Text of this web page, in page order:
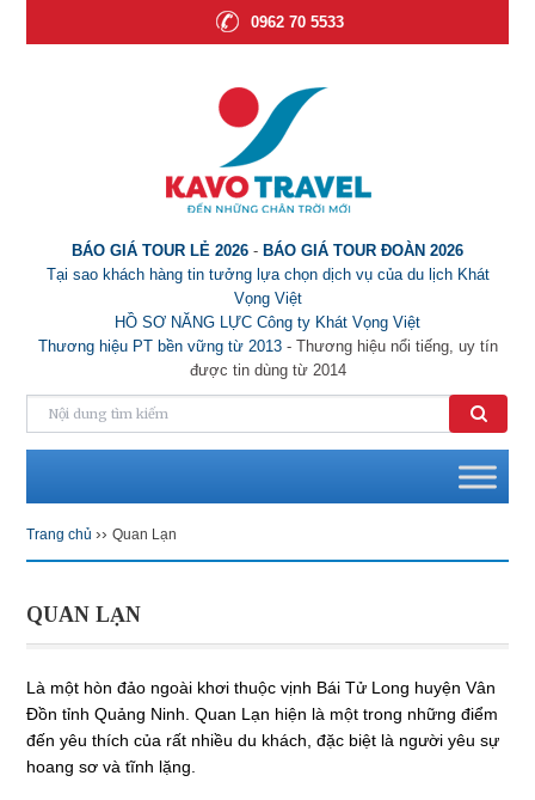
0962 70 5533
BÁO GIÁ TOUR LẺ 2026 - BÁO GIÁ TOUR ĐOÀN 2026
Tại sao khách hàng tin tưởng lựa chọn dịch vụ của du lịch Khát
Vọng Việt
HỒ SƠ NĂNG LỰC Công ty Khát Vọng Việt
Thương hiệu PT bền vững từ 2013- Thương hiệu nổi tiếng, uy tín
được tin dùng từ 2014
Trang chủ ››Quan Lạn
QUAN LẠN
Là một hòn đảo ngoài khơi thuộc vịnh Bái Tử Long huyện Vân
Đồn tỉnh Quảng Ninh. Quan Lạn hiện là một trong những điểm
đến yêu thích của rất nhiều du khách, đặc biệt là người yêu sự
hoang sơ và tĩnh lặng.